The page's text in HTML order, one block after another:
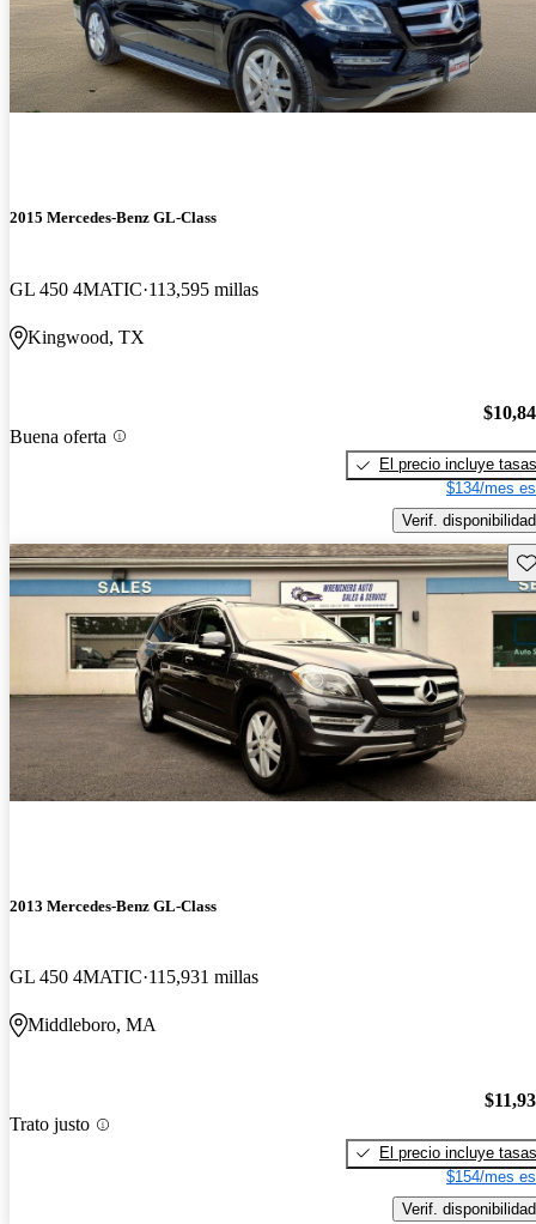
2015 Mercedes-Benz GL-Class
GL 450 4MATIC 113,595 millas
Kingwood, TX
Buena oferta
El precio incluye tasas
$134/mes
Verif. disponibilidad
2013 Mercedes-Benz GL-Class
GL 450 4MATIC 115,931 millas
Middleboro, MA
Trato justo
El precio incluye tasas
$154/mes
Verif. disponibilidad